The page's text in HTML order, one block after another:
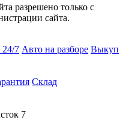
разрешено только с
сайта.
24/7 Авто на разборе Выкуп
Склад
7